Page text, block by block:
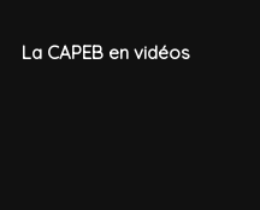
La CAPEB en vidéos